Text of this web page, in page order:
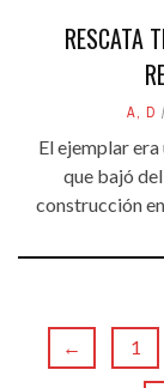
RESCATA
A, D
El ejemplar
que bajó
construcción
← 1